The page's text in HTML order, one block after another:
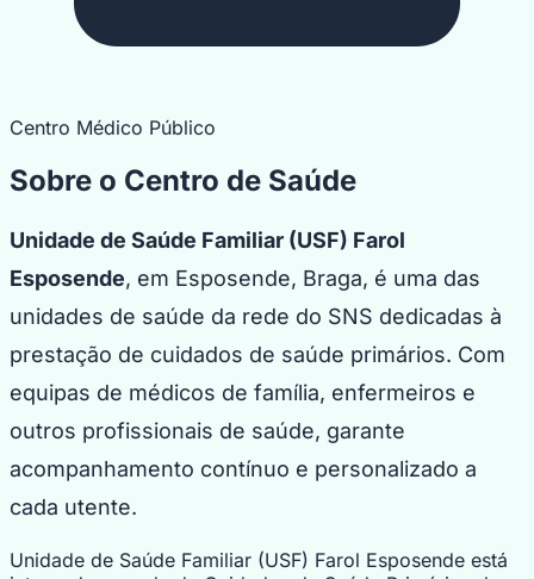
Centro Médico Público
Sobre o Centro de Saúde
Unidade de Saúde Familiar (USF) Farol
Esposende, em Esposende, Braga, é uma das
unidades de saúde da rede do SNS dedicadas à
prestação de cuidados de saúde primários. Com
equipas de médicos de família, enfermeiros e
outros profissionais de saúde, garante
acompanhamento contínuo e personalizado a
cada utente.
Unidade de Saúde Familiar (USF) Farol Esposende está